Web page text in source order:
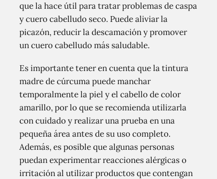
que la hace útil para tratar problemas de caspa
y cuero cabelludo seco. Puede aliviar la
picazón, reducir la descamación y promover
un cuero cabelludo más saludable.
Es importante tener en cuenta que la tintura
madre de cúrcuma puede manchar
temporalmente la piel y el cabello de color
amarillo, por lo que se recomienda utilizarla
con cuidado y realizar una prueba en una
pequeña área antes de su uso completo.
Además, es posible que algunas personas
puedan experimentar reacciones alérgicas o
irritación al utilizar productos que contengan